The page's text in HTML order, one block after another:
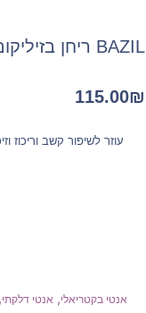
BAZIL ריחן בזיליקום
115.00₪
עוזר לשיפור קשב וריכוז
אנטי בקטריאלי, אנטי דלקתי,